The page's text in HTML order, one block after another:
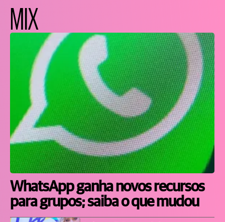
MIX
WhatsApp ganha novos recursos
para grupos; saiba o que mudou